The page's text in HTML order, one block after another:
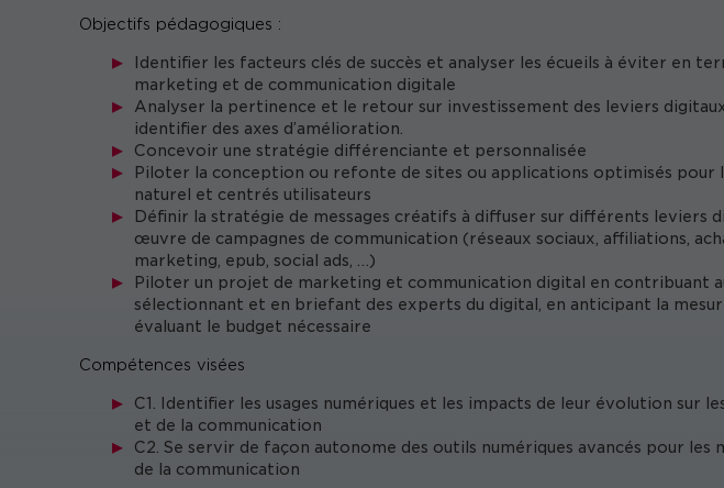
Objectifs pédagogiques :
Identifier les facteurs clés de succès et analyser les écueils à éviter en
marketing et de communication digitale
Analyser la pertinence et le retour sur investissement des leviers
identifier des axes d’amélioration.
Concevoir une stratégie différenciante et personnalisée
Piloter la conception ou refonte de sites ou applications optimisés pour
naturel et centrés utilisateurs
Définir la stratégie de messages créatifs à diffuser sur différents leviers
œuvre de campagnes de communication (réseaux sociaux, affiliations,
marketing, epub, social ads, …)
Piloter un projet de marketing et communication digital en contribuant
sélectionnant et en briefant des experts du digital, en anticipant la
évaluant le budget nécessaire
Compétences visées
C1. Identifier les usages numériques et les impacts de leur évolution sur
et de la communication
C2. Se servir de façon autonome des outils numériques avancés pour
de la communication